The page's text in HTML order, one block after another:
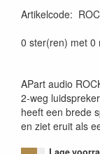
Artikelcode:
0 ster(ren) met 0
APart audio
2-weg
heeft een brede
en ziet eruit als